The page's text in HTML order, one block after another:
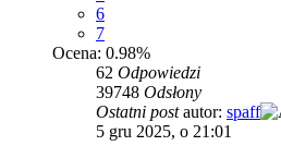
6
7
Ocena: 0.98%
62 Odpowiedzi
39748 Odsłony
Ostatni postautor: spaff
5 gru 2025, o 21:01